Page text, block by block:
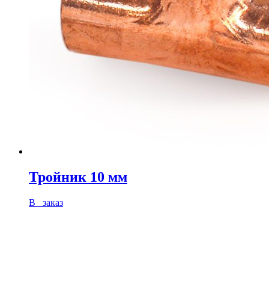
Тройник 10 мм
В заказ